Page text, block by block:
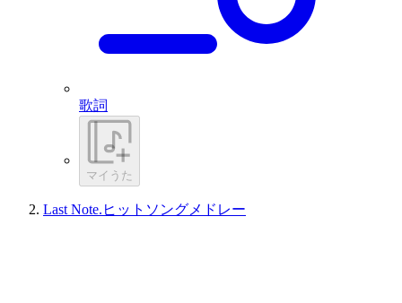
歌詞
マイうた
Last Note.ヒットソングメドレー